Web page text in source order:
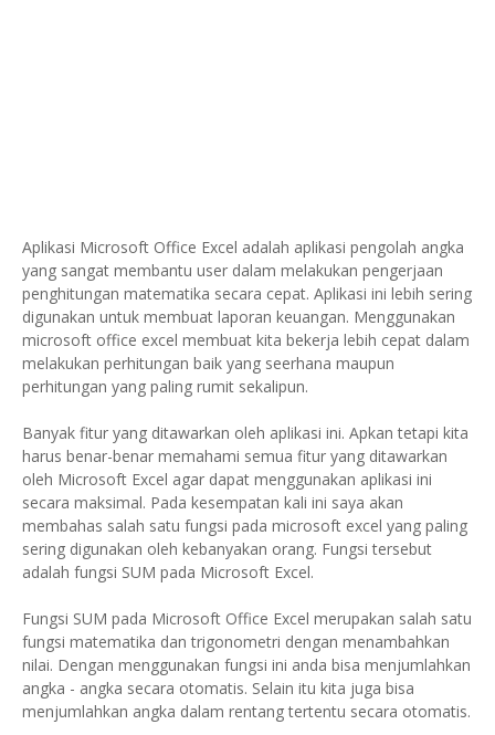
Aplikasi Microsoft Office Excel adalah aplikasi pengolah angka
yang sangat membantu user dalam melakukan pengerjaan
penghitungan matematika secara cepat. Aplikasi ini lebih sering
digunakan untuk membuat laporan keuangan. Menggunakan
microsoft office excel membuat kita bekerja lebih cepat dalam
melakukan perhitungan baik yang seerhana maupun
perhitungan yang paling rumit sekalipun.
Banyak fitur yang ditawarkan oleh aplikasi ini. Apkan tetapi kita
harus benar-benar memahami semua fitur yang ditawarkan
oleh Microsoft Excel agar dapat menggunakan aplikasi ini
secara maksimal. Pada kesempatan kali ini saya akan
membahas salah satu fungsi pada microsoft excel yang paling
sering digunakan oleh kebanyakan orang. Fungsi tersebut
adalah fungsi SUM pada Microsoft Excel.
Fungsi SUM pada Microsoft Office Excel merupakan salah satu
fungsi matematika dan trigonometri dengan menambahkan
nilai. Dengan menggunakan fungsi ini anda bisa menjumlahkan
angka - angka secara otomatis. Selain itu kita juga bisa
menjumlahkan angka dalam rentang tertentu secara otomatis.